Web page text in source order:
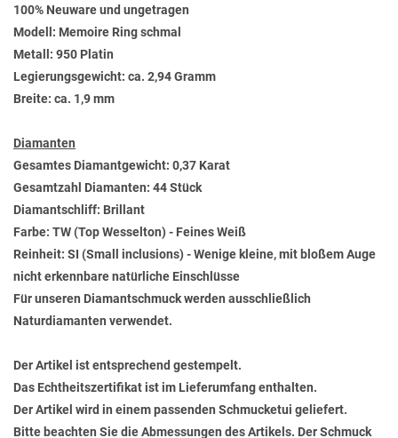
100% Neuware und ungetragen
Modell: Memoire Ring schmal
Metall: 950 Platin
Legierungsgewicht: ca. 2,94 Gramm
Breite: ca. 1,9 mm
Diamanten
Gesamtes Diamantgewicht: 0,37 Karat
Gesamtzahl Diamanten: 44 Stück
Diamantschliff: Brillant
Farbe: TW (Top Wesselton) - Feines Weiß
Reinheit: SI (Small inclusions) - Wenige kleine, mit bloßem Auge
nicht erkennbare natürliche Einschlüsse
Für unseren Diamantschmuck werden ausschließlich
Naturdiamanten verwendet.
Der Artikel ist entsprechend gestempelt.
Das Echtheitszertifikat ist im Lieferumfang enthalten.
Der Artikel wird in einem passenden Schmucketui geliefert.
Bitte beachten Sie die Abmessungen des Artikels. Der Schmuck